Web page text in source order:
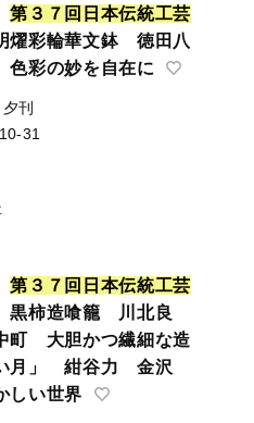
第 ３ ７ 回 日 本伝統工芸
燿彩輪華文鉢 徳田八
彩の妙を自在に
刊
31
第 ３ ７ 回 日 本伝統工芸
柿造喰籠 川北良
町 大胆かつ繊細な造
月」 紺谷力 金沢
い世界